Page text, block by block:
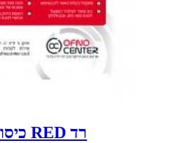
כיסוי לאופנוע עובי עבה RED רד